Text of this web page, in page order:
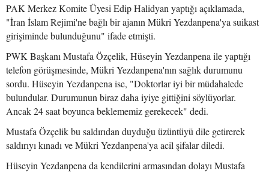
PAK Merkez Komite Üyesi Edip Halidyan yaptığı açıklamada,
"İran İslam Rejimi'ne bağlı bir ajanın Mükri Yezdanpena'ya suikast
girişiminde bulunduğunu" ifade etmişti.
PWK Başkanı Mustafa Özçelik, Hüseyin Yezdanpena ile yaptığı
telefon görüşmesinde, Mükri Yezdanpena'nın sağlık durumunu
sordu. Hüseyin Yezdanpena ise, "Doktorlar iyi bir müdahalede
bulundular. Durumunun biraz daha iyiye gittiğini söylüyorlar.
Ancak 24 saat boyunca beklememiz gerekecek" dedi.
Mustafa Özçelik bu saldırıdan duyduğu üzüntüyü dile getirerek
saldırıyı kınadı ve Mükri Yezdanpena'ya acil şifalar diledi.
Hüseyin Yezdanpena da kendilerini armasından dolayı Mustafa